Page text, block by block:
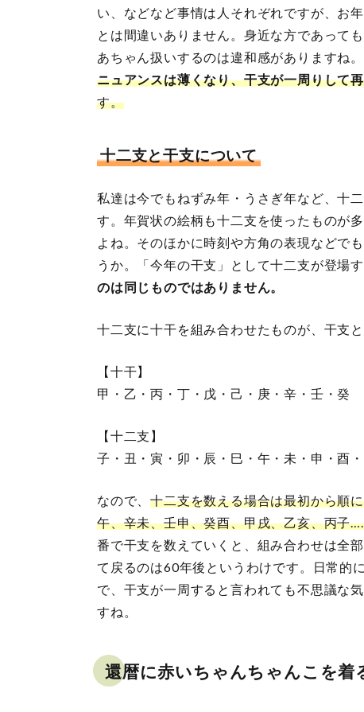
い、などなど事情は人それぞれですが、お
とは間違いありません。身近な方であって
あちゃん扱いするのは違和感がありますね。
ニュアンスは薄くなり、干支が一周りして
す。
十二支と干支について
私達は今でもねずみ年・うさぎ年など、十
す。年賀状の絵柄も十二支を使ったものが
よね。そのほかに時刻や方角の表現などで
うか。「今年の干支」として十二支が登場
のは同じものではありません。
十二支に十干を組み合わせたものが、干支と
【十干】
甲・乙・丙・丁・戊・己・庚・辛・壬・癸
【十二支】
子・丑・寅・卯・辰・巳・午・未・申・酉
なので、十二支を数える場合は最初から順
午、辛未、壬申、癸酉、甲戌、乙亥、丙子
番で干支を数えていくと、組み合わせは全
て戻るのは60年後というわけです。日常的
で、干支が一周すると言われても不思議な
すね。
還暦に赤いちゃんちゃんこを着